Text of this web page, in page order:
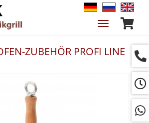
Navigation
ZUBEHÖR PROFI LINE